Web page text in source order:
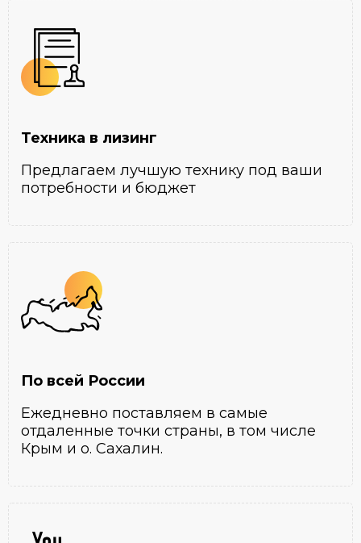
Техника в лизинг
Предлагаем лучшую технику под ваши
потребности и бюджет
По всей России
Ежедневно поставляем в самые
отдаленные точки страны, в том числе
Крым и о. Сахалин.